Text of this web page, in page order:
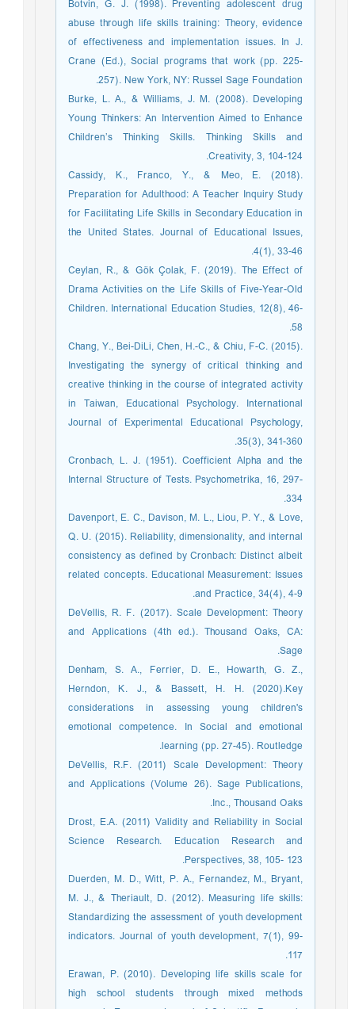
Botvin, G. J. (1998). Preventing adolescent drug
abuse through life skills training: Theory, evidence
of effectiveness and implementation issues. In J.
Crane (Ed.), Social programs that work (pp. 225-
257). New York, NY: Russel Sage Foundation.
Burke, L. A., & Williams, J. M. (2008). Developing
Young Thinkers: An Intervention Aimed to Enhance
Children’s Thinking Skills. Thinking Skills and
Creativity, 3, 104-124.
Cassidy, K., Franco, Y., & Meo, E. (2018).
Preparation for Adulthood: A Teacher Inquiry Study
for Facilitating Life Skills in Secondary Education in
the United States. Journal of Educational Issues,
4(1), 33-46.
Ceylan, R., & Gök Çolak, F. (2019). The Effect of
Drama Activities on the Life Skills of Five-Year-Old
Children. International Education Studies, 12(8), 46-
58.
Chang, Y., Bei-DiLi, Chen, H.-C., & Chiu, F-C. (2015).
Investigating the synergy of critical thinking and
creative thinking in the course of integrated activity
in Taiwan, Educational Psychology. International
Journal of Experimental Educational Psychology,
35(3), 341-360.
Cronbach, L. J. (1951). Coefficient Alpha and the
Internal Structure of Tests. Psychometrika, 16, 297-
334.
Davenport, E. C., Davison, M. L., Liou, P. Y., & Love,
Q. U. (2015). Reliability, dimensionality, and internal
consistency as defined by Cronbach: Distinct albeit
related concepts. Educational Measurement: Issues
and Practice, 34(4), 4-9.
DeVellis, R. F. (2017). Scale Development: Theory
and Applications (4th ed.). Thousand Oaks, CA:
Sage.
Denham, S. A., Ferrier, D. E., Howarth, G. Z.,
Herndon, K. J., & Bassett, H. H. (2020).Key
considerations in assessing young children's
emotional competence. In Social and emotional
learning (pp. 27-45). Routledge.
DeVellis, R.F. (2011) Scale Development: Theory
and Applications (Volume 26). Sage Publications,
Inc., Thousand Oaks.
Drost, E.A. (2011) Validity and Reliability in Social
Science Research. Education Research and
Perspectives, 38, 105- 123.
Duerden, M. D., Witt, P. A., Fernandez, M., Bryant,
M. J., & Theriault, D. (2012). Measuring life skills:
Standardizing the assessment of youth development
indicators. Journal of youth development, 7(1), 99-
117.
Erawan, P. (2010). Developing life skills scale for
high school students through mixed methods